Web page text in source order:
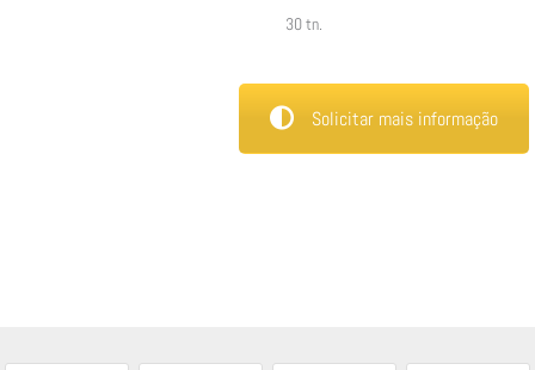
30 tn.
Solicitar mais informação